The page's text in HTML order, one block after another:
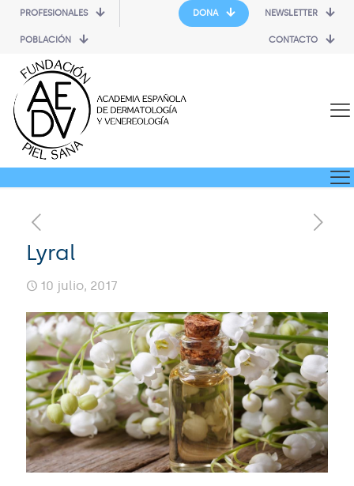
PROFESIONALES
POBLACIÓN
DONA NEWSLETTER
CONTACTO
Lyral
10 julio, 2017